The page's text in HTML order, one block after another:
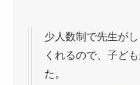
少人数制で先生が
くれるので、子ど
た。